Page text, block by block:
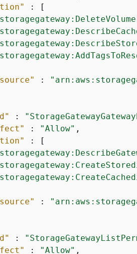
: [
:
:
: "Allow" ,
: [
:
:
: "Allow" ,